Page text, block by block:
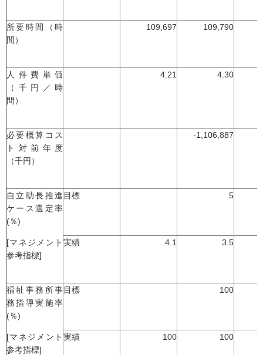
所要時間（時
間）
109,697 109,790
人件費単価
（千円／時
間）
4.21 4.30
必要概算コス
ト対前年度
（千円）
-1,106,887
自立助長推進
ケース選定率
(％)
[マネジメント
参考指標]
目標 5
実績 4.1 3.5
福祉事務所事
務指導実施率
(％)
[マネジメント
参考指標]
目標 100
実績 100 100